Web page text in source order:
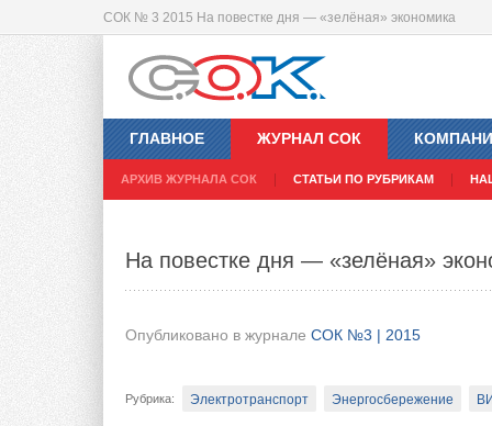
СОК № 3 2015 На повестке дня — «зелёная» экономика
ГЛАВНОЕ ЖУРНАЛ СОК
АРХИВ ЖУРНАЛА СОК СТАТЬИ ПО РУБРИКАМ
На повестке дня — «зелёная»
Опубликовано в журнале СОК №3 | 2015
Рубрика: Электротранспорт Энергосбережение
Барьеры в развитии энергетики
Опубликовано в журнале СОК №3 | 2015
функционирования реформируемого
социально-экономическим и
решения нередко создают препятствия